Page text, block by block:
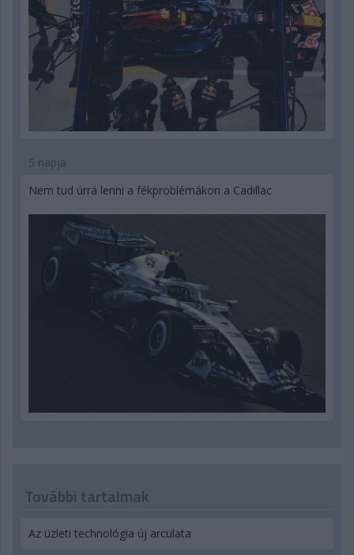
5 napja
Nem tud úrrá lenni a fékproblémákon a Cadillac
További tartalmak
Az üzleti technológia új arculata